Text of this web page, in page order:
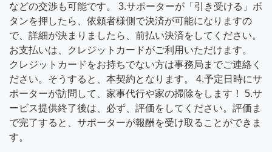
などの交渉も可能です。 3.サポーターが「引き受ける」ボ
タンを押したら、依頼者様側で決済が可能になりますの
で、詳細が決まりましたら、前払い決済をしてください。
お支払いは、クレジットカードがご利用いただけます。
クレジットカードをお持ちでない方は事務局までご連絡く
ださい。そうすると、本契約となります。 4.予定日時にサ
ポーターが訪問して、家事代行や家の掃除をします！ 5.サ
ービス提供終了後は、必ず、評価をしてください。評価ま
で完了すると、サポーターが報酬を受け取ることができま
す。